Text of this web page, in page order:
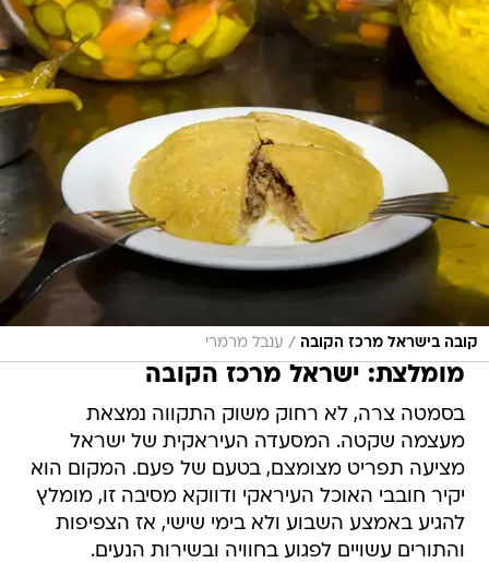
קובה בישראל מרכז הקובה / ענבל מרמרי
מומלצת: ישראל מרכז הקובה
בסמטה צרה, לא רחוק משוק התקווה נמצאת
מעצמה שקטה. המסעדה העיראקית של ישראל
מציעה תפריט מצומצם, בטעם של פעם. המקום הוא
יקיר חובבי האוכל העיראקי ודווקא מסיבה זו, מומלץ
להגיע באמצע השבוע ולא בימי שישי, אז הצפיפות
והתורים עשויים לפגוע בחוויה ובשירות הנעים.